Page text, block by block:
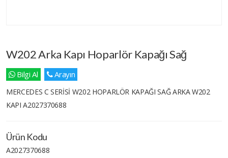
W202 Arka Kapı Hoparlör Kapağı Sağ
Bilgi Al Arayın
MERCEDES C SERİSİ W202 HOPARLÖR KAPAĞI SAĞ ARKA W202
KAPI A2027370688
Ürün Kodu
A2027370688